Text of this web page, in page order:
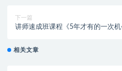
下一篇
讲师速成班课程《5年才有的一次
相关文章